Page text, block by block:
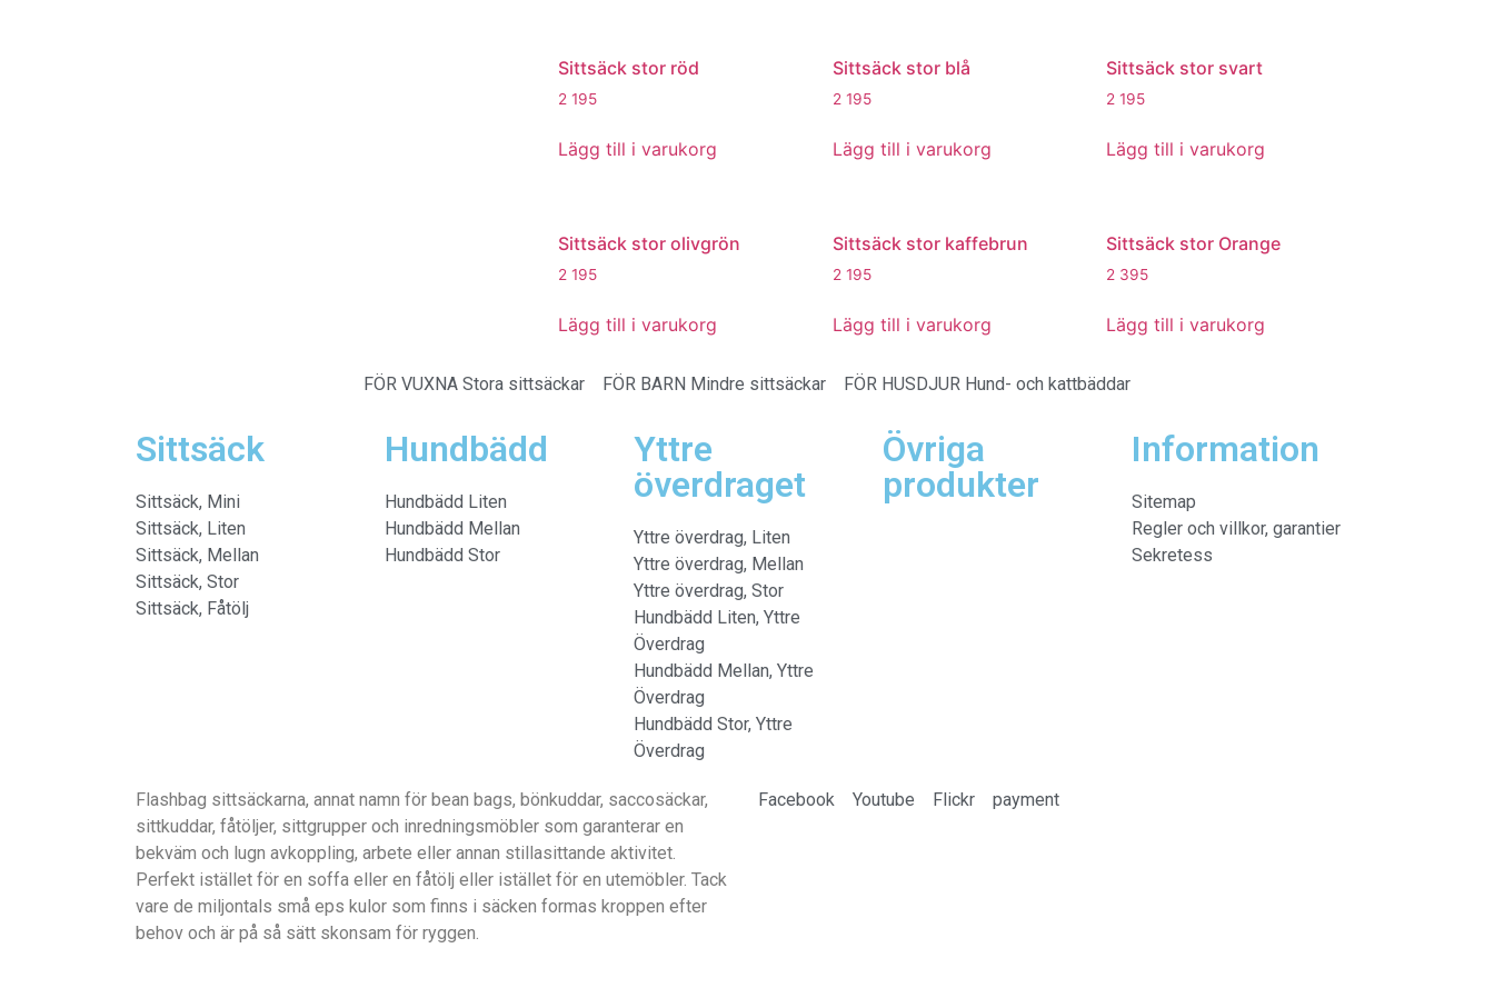
Sittsäck stor röd
2 195
Lägg till i varukorg
Sittsäck stor blå
2 195
Lägg till i varukorg
Sittsäck stor svart
2 195
Lägg till i varukorg
Sittsäck stor olivgrön
2 195
Lägg till i varukorg
Sittsäck stor kaffebrun
2 195
Lägg till i varukorg
Sittsäck stor Orange
2 395
Lägg till i varukorg
FÖR VUXNA Stora sittsäckar FÖR BARN Mindre sittsäckar FÖR HUSDJUR Hund- och kattbäddar
Sittsäck
Sittsäck, Mini
Sittsäck, Liten
Sittsäck, Mellan
Sittsäck, Stor
Sittsäck, Fåtölj
Hundbädd
Hundbädd Liten
Hundbädd Mellan
Hundbädd Stor
Yttre
överdraget
Yttre överdrag, Liten
Yttre överdrag, Mellan
Yttre överdrag, Stor
Hundbädd Liten, Yttre
Överdrag
Hundbädd Mellan, Yttre
Överdrag
Hundbädd Stor, Yttre
Överdrag
Övriga
produkter
Information
Sitemap
Regler och villkor, garantier
Sekretess
Flashbag sittsäckarna, annat namn för bean bags, bönkuddar, saccosäckar,
sittkuddar, fåtöljer, sittgrupper och inredningsmöbler som garanterar en
bekväm och lugn avkoppling, arbete eller annan stillasittande aktivitet.
Perfekt istället för en soffa eller en fåtölj eller istället för en utemöbler. Tack
vare de miljontals små eps kulor som finns i säcken formas kroppen efter
behov och är på så sätt skonsam för ryggen.
Facebook Youtube Flickr payment